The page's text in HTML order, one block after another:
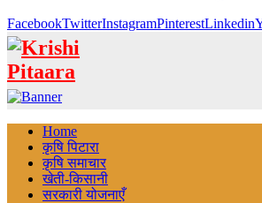
FacebookTwitterInstagramPinterestLinkedin
Home
कृषि पिटारा
कृषि समाचार
खेती-किसानी
सरकारी योजनाएँ